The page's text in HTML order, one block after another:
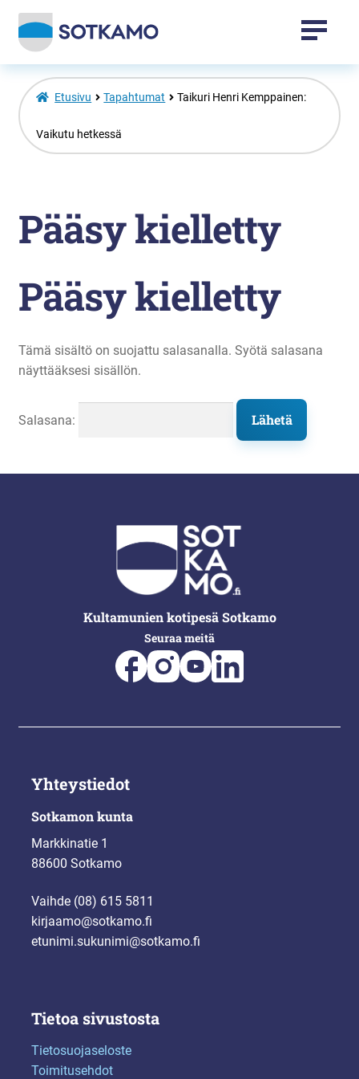
Tapahtumat
Sotkamo-tuotteet
Venepaikat
Toripaikat
Liikunta
Arkistopalvelut
Vuokatti-Ruka urheiluakatemia
Laajenna
Etusivu Tapahtumat Taikuri Henri Kemppainen:
Vaikutu hetkessä
Pääsy kielletty
Pääsy kielletty
Tämä sisältö on suojattu salasanalla. Syötä salasana
näyttääksesi sisällön.
Salasana:
Kultamunien kotipesä Sotkamo
Seuraa meitä
Yhteystiedot
Sotkamon kunta
Markkinatie 1
88600 Sotkamo
Vaihde (08) 615 5811
kirjaamo@sotkamo.fi
etunimi.sukunimi@sotkamo.fi
Tietoa sivustosta
Tietosuojaseloste
Toimitusehdot